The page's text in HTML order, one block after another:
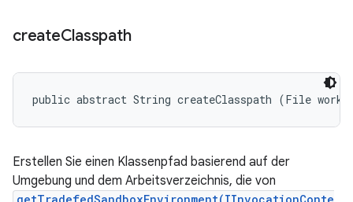
createClasspath
public abstract String createClasspath (File
Erstellen Sie einen Klassenpfad basierend auf der
Umgebung und dem Arbeitsverzeichnis, die von